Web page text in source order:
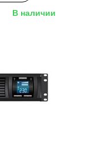
В наличии